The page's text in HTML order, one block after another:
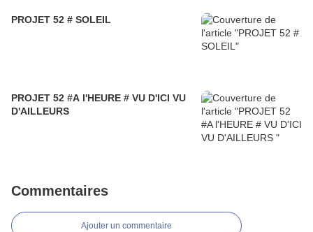
PROJET 52 # SOLEIL
PROJET 52 #A l'HEURE # VU D'ICI VU
D'AILLEURS
Commentaires
Ajouter un commentaire